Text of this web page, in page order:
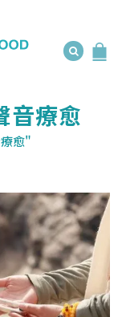
音療愈
愈"